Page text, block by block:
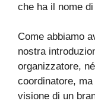
che ha il nome di
Come abbiamo
nostra
organizzatore,
coordinatore,
visione di un